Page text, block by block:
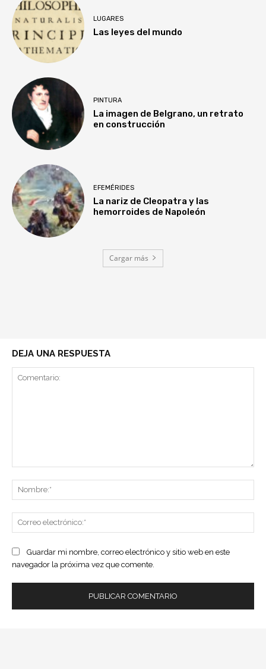
LUGARES
Las leyes del mundo
PINTURA
La imagen de Belgrano, un retrato
en construcción
EFEMÉRIDES
La nariz de Cleopatra y las
hemorroides de Napoleón
Cargar más
DEJA UNA RESPUESTA
Guardar mi nombre, correo electrónico y sitio web en este
navegador la próxima vez que comente.